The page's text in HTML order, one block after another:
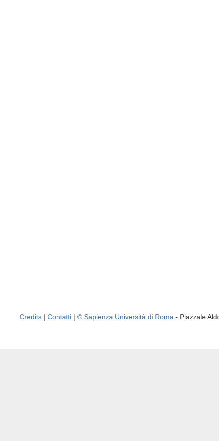
Credits | Contatti | © Sapienza Università di Roma - Piazzale